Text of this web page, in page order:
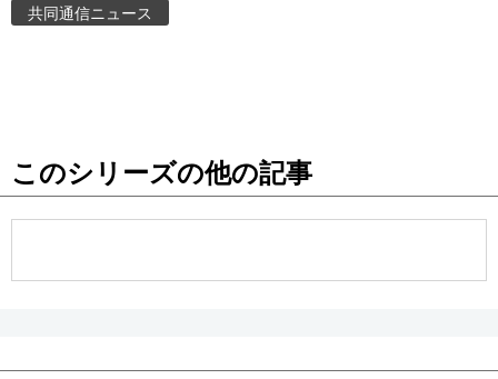
Images
共同通信ニュース
このシリーズの他の記事